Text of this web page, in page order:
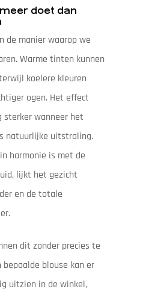
doet dan
de manier waarop we
Warme tinten kunnen
koelere kleuren
ogen. Het effect
sterker wanneer het
natuurlijke uitstraling.
harmonie is met de
lijkt het gezicht
en de totale
dit zonder precies te
blouse kan er
uitzien in de winkel,